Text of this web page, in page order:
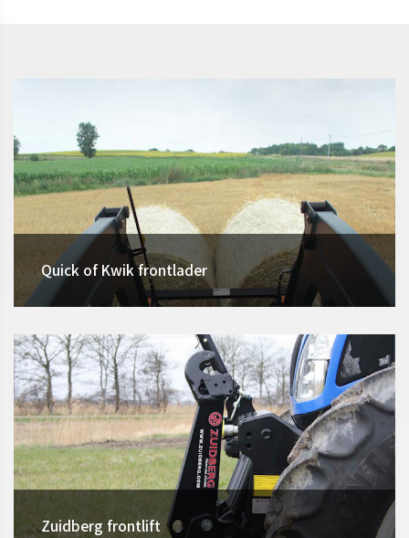
Quick of Kwik frontlader
Zuidberg frontlift